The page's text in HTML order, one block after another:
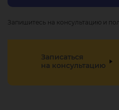
Запишитесь на консультацию и
Записаться
на консультацию